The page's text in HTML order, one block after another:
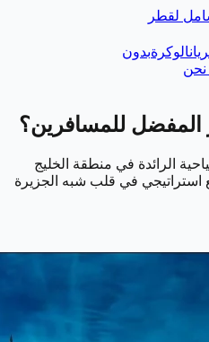
لقطر
الوكرةبدون
المفضل للمسافرين؟
الرائدة في منطقة الخليج
استراتيجي في قلب شبه الجزيرة